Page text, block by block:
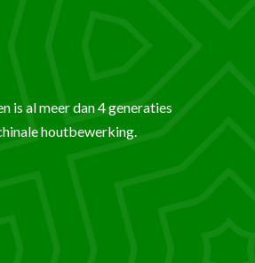
is al meer dan 4 generaties
houtbewerking.